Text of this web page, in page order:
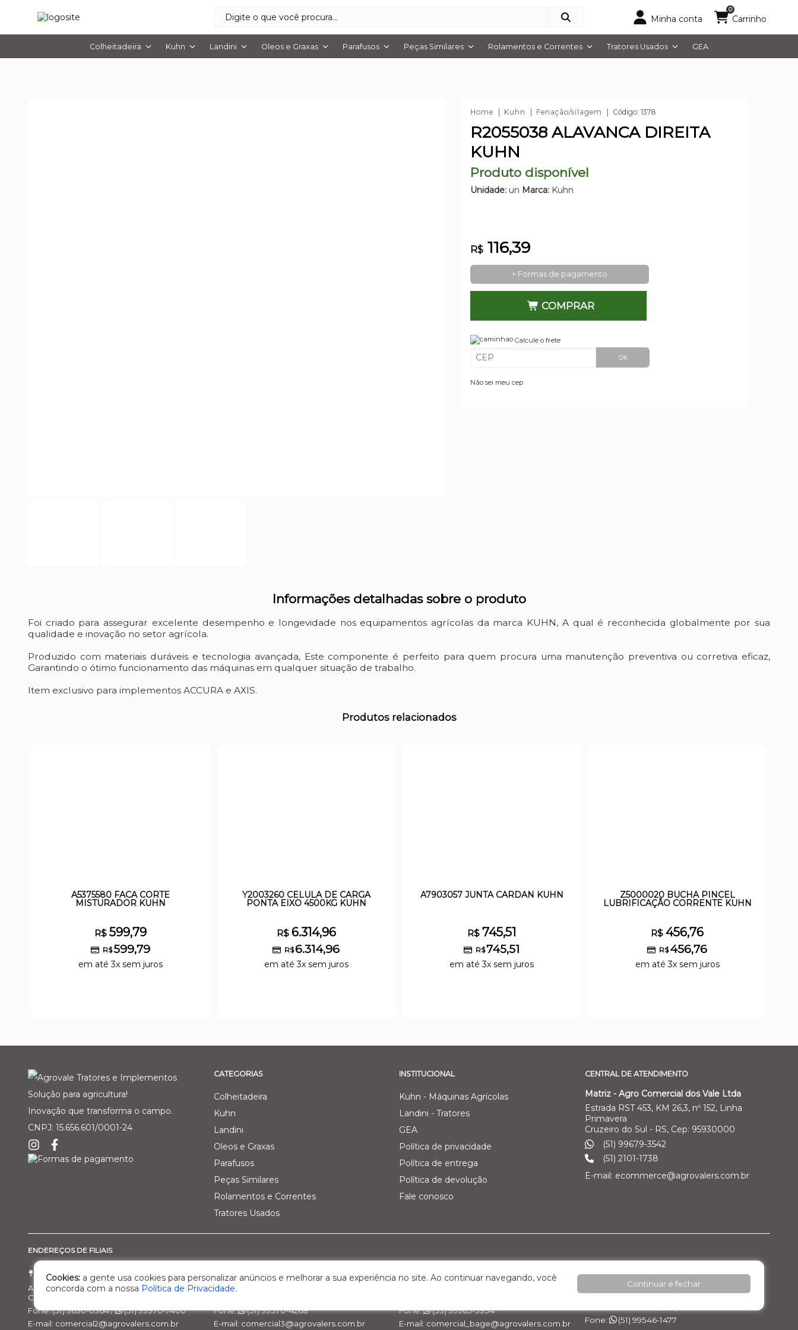
Minha conta
0
Carrinho
Colheitadeira Kuhn Landini Oleos e Graxas Parafusos Peças Similares Rolamentos e Correntes Tratores Usados GEA
Home Kuhn Fenação/silagem Código: 1378
R2055038 ALAVANCA DIREITA
KUHN
Produto disponível
Unidade: un Marca: Kuhn
R$ 116,39
+ Formas de pagamento
COMPRAR
Calcule o frete
OK
Não sei meu cep
Informações detalhadas sobre o produto
Foi criado para assegurar excelente desempenho e longevidade nos equipamentos agrícolas da marca KUHN, A qual é reconhecida globalmente por sua
qualidade e inovação no setor agrícola.
Produzido com materiais duráveis e tecnologia avançada, Este componente é perfeito para quem procura uma manutenção preventiva ou corretiva eficaz,
Garantindo o ótimo funcionamento das máquinas em qualquer situação de trabalho.
Item exclusivo para implementos ACCURA e AXIS.
Produtos relacionados
A5375580 FACA CORTE
MISTURADOR KUHN
R$599,79
R$599,79
em até 3x sem juros
Y2003260 CELULA DE CARGA
PONTA EIXO 4500KG KUHN
R$ 6.314,96
R$6.314,96
em até 3x sem juros
A7903057 JUNTA CARDAN KUHN
R$745,51
R$745,51
em até 3x sem juros
Z5000020 BUCHA PINCEL
LUBRIFICAÇÃO CORRENTE KUHN
R$456,76
R$456,76
em até 3x sem juros
Solução para agricultura!
Inovação que transforma o campo.
CNPJ: 15.656.601/0001-24
CATEGORIAS
Colheitadeira
Kuhn
Landini
Oleos e Graxas
Parafusos
Peças Similares
Rolamentos e Correntes
Tratores Usados
INSTITUCIONAL
Kuhn - Máquinas Agrícolas
Landini - Tratores
GEA
Política de privacidade
Política de entrega
Política de devolução
Fale conosco
CENTRAL DE ATENDIMENTO
Matriz - Agro Comercial dos Vale Ltda
Estrada RST 453, KM 26,3, nº 152, Linha
Primavera
Cruzeiro do Sul - RS, Cep: 95930000
(51) 99679-3542
(51) 2101-1738
E-mail: ecommerce@agrovalers.com.br
ENDEREÇOS DE FILIAIS
Filial 01 - Agro Comercial dos Vale Ltda
Av. Marcelo Gama, 3470, bairro Santa Helena
Cachoeira do Sul/RS – Cep: 95.503-798
Fone: (51) 3630-0364 /
(51) 99970-7400
E-mail: comercial2@agrovalers.com.br
Filial 02 - Pecuária Leiteira - GEA
Rod. BR 470, Km 161, nº 5000 – Interior
Fone:
(51) 99570-4268
E-mail: comercial3@agrovalers.com.br
Filial 03 - Agro Comercial dos Vales Ltda
Fone:
(53) 99965-5954
E-mail: comercial_bage@agrovalers.com.br
Filial 04 – Pecuária Leiteira - GEA
Rod. RST 453, Km 26,3 nº 152, - Pavilhão 02 -
Fone:
(51) 99546-1477
Cookies: a gente usa cookies para personalizar anúncios e melhorar a sua experiência no site. Ao continuar navegando, você
concorda com a nossa Política de Privacidade. Continuar e fechar